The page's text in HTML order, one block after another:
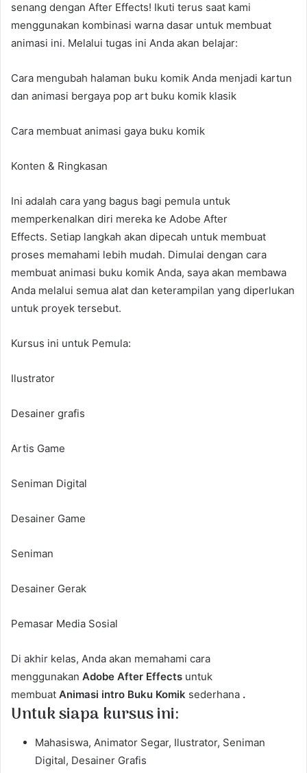
senang dengan After Effects! Ikuti terus saat kami
menggunakan kombinasi warna dasar untuk membuat
animasi ini. Melalui tugas ini Anda akan belajar:
Cara mengubah halaman buku komik Anda menjadi kartun
dan animasi bergaya pop art buku komik klasik
Cara membuat animasi gaya buku komik
Konten & Ringkasan
Ini adalah cara yang bagus bagi pemula untuk
memperkenalkan diri mereka ke Adobe After
Effects. Setiap langkah akan dipecah untuk membuat
proses memahami lebih mudah. Dimulai dengan cara
membuat animasi buku komik Anda, saya akan membawa
Anda melalui semua alat dan keterampilan yang diperlukan
untuk proyek tersebut.
Kursus ini untuk Pemula:
Ilustrator
Desainer grafis
Artis Game
Seniman Digital
Desainer Game
Seniman
Desainer Gerak
Pemasar Media Sosial
Di akhir kelas, Anda akan memahami cara
menggunakan Adobe After Effects untuk
membuat Animasi intro Buku Komik sederhana .
Untuk siapa kursus ini:
Mahasiswa, Animator Segar, Ilustrator, Seniman
Digital, Desainer Grafis